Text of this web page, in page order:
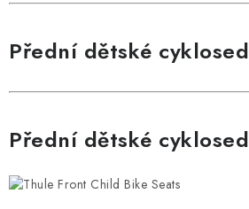
Přední dětské
Přední dětské